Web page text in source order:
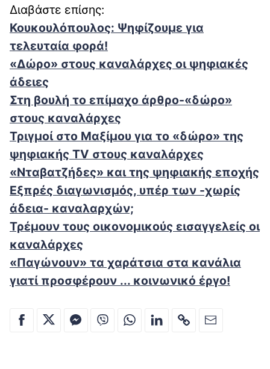
Διαβάστε επίσης:
Κουκουλόπουλος: Ψηφίζουμε για
τελευταία φορά!
«Δώρο» στους καναλάρχες οι ψηφιακές
άδειες
Στη βουλή το επίμαχο άρθρο-«δώρο»
στους καναλάρχες
Τριγμοί στο Μαξίμου για το «δώρο» της
ψηφιακής TV στους καναλάρχες
«Νταβατζήδες» και της ψηφιακής εποχής
Εξπρές διαγωνισμός, υπέρ των -χωρίς
άδεια- καναλαρχών;
Τρέμουν τους οικονομικούς εισαγγελείς οι
καναλάρχες
«Παγώνουν» τα χαράτσια στα κανάλια
γιατί προσφέρουν ... κοινωνικό έργο!